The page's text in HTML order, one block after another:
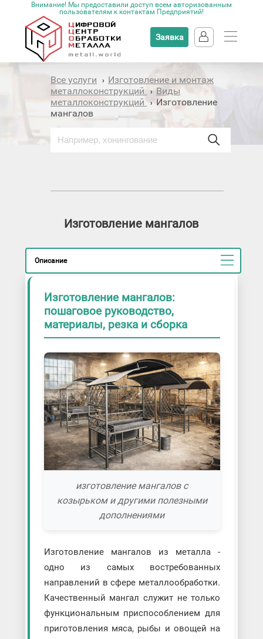
Внимание! Мы предоставили доступ всем авторизованным
пользователям к контактам Предприятий!
Заявка
Все услуги › Изготовление и монтаж
металлоконструкций
› Виды
металлоконструкций›Изготовление
мангалов
Изготовление мангалов
Описание
Изготовление мангалов:
пошаговое руководство,
материалы, резка и сборка
изготовление мангалов с
козырьком и другими полезными
дополнениями
Изготовление мангалов из металла -
одно из самых востребованных
направлений в сфере металлообработки.
Качественный мангал служит не только
функциональным приспособлением для
приготовления мяса, рыбы и овощей на